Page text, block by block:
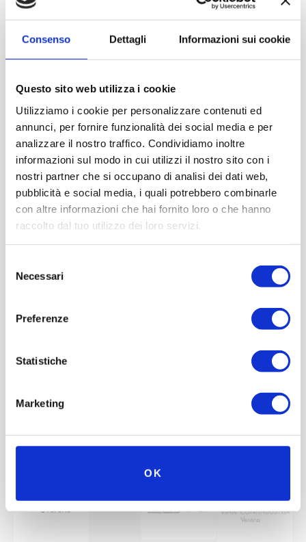
Consenso Dettagli Informazioni sui cookie
Questo sito web utilizza i cookie
Utilizziamo i cookie per personalizzare contenuti ed
annunci, per fornire funzionalità dei social media e per
analizzare il nostro traffico. Condividiamo inoltre
informazioni sul modo in cui utilizzi il nostro sito con i
nostri partner che si occupano di analisi dei dati web,
pubblicità e social media, i quali potrebbero combinarle
con altre informazioni che hai fornito loro o che hanno
raccolto dal tuo utilizzo dei loro servizi.
delNecessari
Preferenze
Statistiche
Marketing
OK